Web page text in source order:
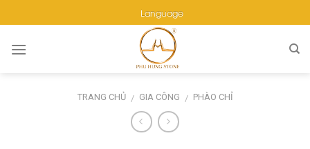
to
content
TRANG CHỦ / GIA CÔNG / PHÀO CHỈ
Language